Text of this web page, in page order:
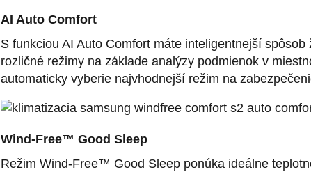
AI Auto Comfort
S funkciou AI Auto Comfort máte inteligentnejší
rozličné režimy na základe analýzy podmienok v
automaticky vyberie najvhodnejší režim na
Wind-Free™ Good Sleep
Režim Wind-Free™ Good Sleep ponúka ideálne